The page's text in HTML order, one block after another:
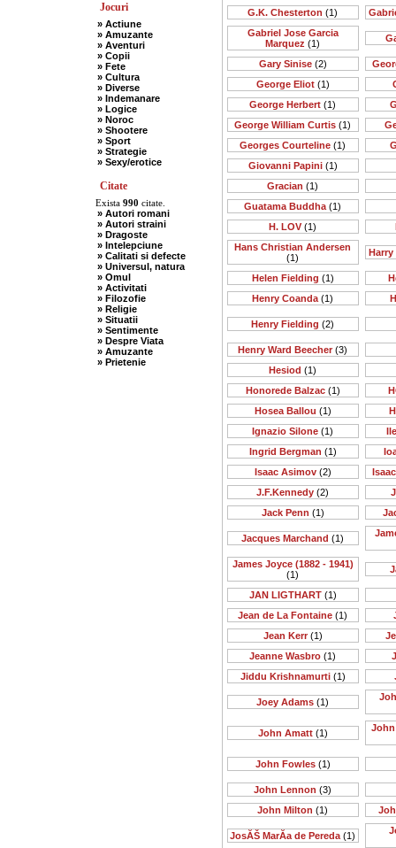
Jocuri
» Actiune
» Amuzante
» Aventuri
» Copii
» Fete
» Cultura
» Diverse
» Indemanare
» Logice
» Noroc
» Shootere
» Sport
» Strategie
» Sexy/erotice
Citate
Exista 990 citate.
» Autori romani
» Autori straini
» Dragoste
» Intelepciune
» Calitati si defecte
» Universul, natura
» Omul
» Activitati
» Filozofie
» Religie
» Situatii
» Sentimente
» Despre Viata
» Amuzante
» Prietenie
G.K. Chesterton (1)
Gabriel Jose Garcia
Marquez (1)
Gary Sinise(2)
George Eliot(1)
George Herbert (1)
George William Curtis (1)
Georges Courteline (1)
Giovanni Papini(1)
Gracian (1)
Guatama Buddha (1)
H. LOV (1)
Hans Christian Andersen
(1)
Harry
Helen Fielding (1)
Henry Coanda (1)
Henry Fielding (2)
Henry Ward Beecher (3)
Hesiod (1)
Honorede Balzac(1)
Hosea Ballou (1)
Ignazio Silone (1)
Ingrid Bergman (1)
Isaac Asimov(2)
J.F.Kennedy (2)
Jack Penn (1)
Jacques Marchand (1)
James Joyce (1882 - 1941)
(1)
JAN LIGTHART(1)
Jean de La Fontaine (1)
Jean Kerr(1)
Jeanne Wasbro (1)
Jiddu Krishnamurti(1)
Joey Adams (1)
John Amatt(1) John
John Fowles(1)
John Lennon (3)
John Milton (1)
JosĂŠ MarĂ­a de Pereda (1)